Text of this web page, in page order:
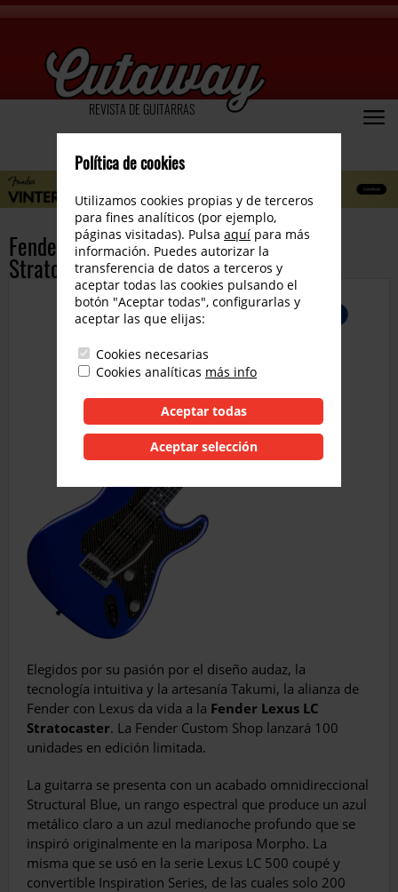
REVISTA DE GUITARRAS
Fender Custom Shop lanza la Lexus LC
Stratocaster
Elegidos por su pasión por el diseño audaz, la
tecnología intuitiva y la artesanía Takumi, la alianza de
Fender con Lexus da vida a la Fender Lexus LC
Stratocaster. La Fender Custom Shop lanzará 100
unidades en edición limitada.
La guitarra se presenta con un acabado omnidireccional
Structural Blue, un rango espectral que produce un azul
metálico claro a un azul medianoche profundo que se
inspiró originalmente en la mariposa Morpho. La
misma que se usó en la serie Lexus LC 500 coupé y
convertible Inspiration Series, de las cuales solo 200
Política de cookies
Utilizamos cookies propias y de terceros
para fines analíticos (por ejemplo,
páginas visitadas). Pulsa aquí para más
información. Puedes autorizar la
transferencia de datos a terceros y
aceptar todas las cookies pulsando el
botón "Aceptar todas", configurarlas y
aceptar las que elijas:
Cookies necesarias
Cookies analíticas más info
Aceptar todas
Aceptar selección